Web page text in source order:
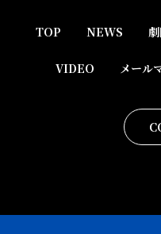
TOP NEWS
VIDEO メール